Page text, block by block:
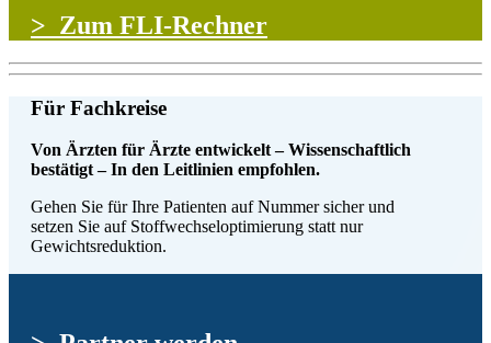
> Zum FLI-Rechner
Für Fachkreise
Von Ärzten für Ärzte entwickelt – Wissenschaftlich
bestätigt – In den Leitlinien empfohlen.
Gehen Sie für Ihre Patienten auf Nummer sicher und
setzen Sie auf Stoffwechseloptimierung statt nur
Gewichtsreduktion.